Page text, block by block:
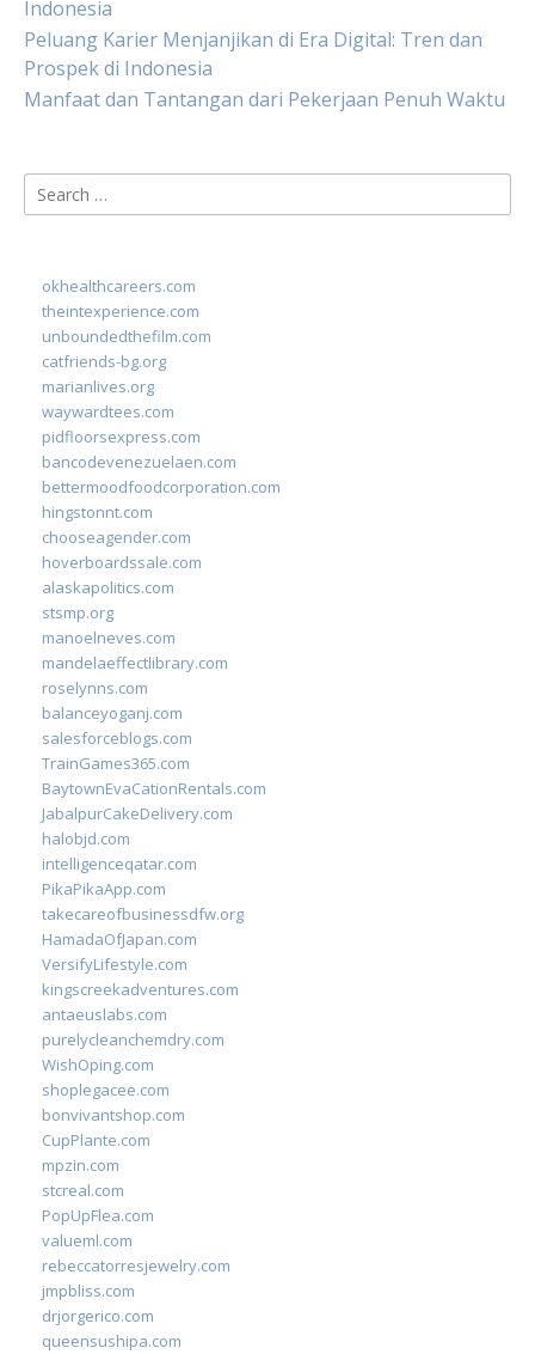
Indonesia
Peluang Karier Menjanjikan di Era Digital: Tren dan
Prospek di Indonesia
Manfaat dan Tantangan dari Pekerjaan Penuh Waktu
Search
for:
okhealthcareers.com
theintexperience.com
unboundedthefilm.com
catfriends-bg.org
marianlives.org
waywardtees.com
pidfloorsexpress.com
bancodevenezuelaen.com
bettermoodfoodcorporation.com
hingstonnt.com
chooseagender.com
hoverboardssale.com
alaskapolitics.com
stsmp.org
manoelneves.com
mandelaeffectlibrary.com
roselynns.com
balanceyoganj.com
salesforceblogs.com
TrainGames365.com
BaytownEvaCationRentals.com
JabalpurCakeDelivery.com
halobjd.com
intelligenceqatar.com
PikaPikaApp.com
takecareofbusinessdfw.org
HamadaOfJapan.com
VersifyLifestyle.com
kingscreekadventures.com
antaeuslabs.com
purelycleanchemdry.com
WishOping.com
shoplegacee.com
bonvivantshop.com
CupPlante.com
mpzin.com
stcreal.com
PopUpFlea.com
valueml.com
rebeccatorresjewelry.com
jmpbliss.com
drjorgerico.com
queensushipa.com